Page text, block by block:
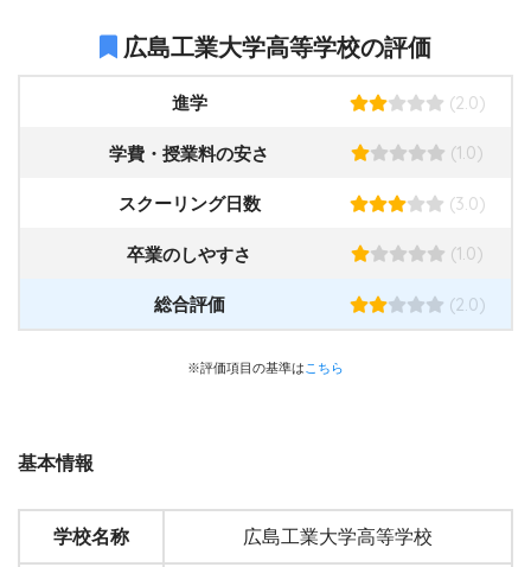
広島工業大学高等学校の評価
進学 (2.0)
学費・授業料の安さ (1.0)
スクーリング日数 (3.0)
卒業のしやすさ (1.0)
総合評価 (2.0)
※評価項目の基準はこちら
基本情報
学校名称 広島工業大学高等学校